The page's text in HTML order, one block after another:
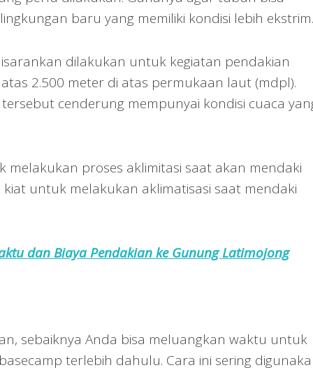
baru yang memiliki kondisi lebih ekstrim.
dilakukan untuk kegiatan pendakian
2.500 meter di atas permukaan laut (mdpl).
cenderung mempunyai kondisi cuaca
melakukan proses aklimitasi saat akan mendaki
untuk melakukan aklimatisasi saat mendaki
dan Biaya Pendakian ke Gunung Latimojong
sebaiknya Anda bisa meluangkan waktu untuk
terlebih dahulu. Cara ini sering